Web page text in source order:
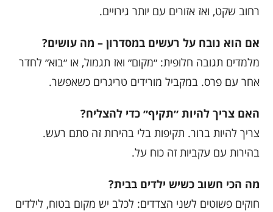
רחוב שקט, ואז אזורים עם יותר גירויים.
אם הוא נובח על רעשים במסדרון – מה עושים?
מלמדים תגובה חלופית: ״מקום״ ואז תגמול, או ״בוא״ לחדר
אחר עם פרס. במקביל מורידים טריגרים כשאפשר.
האם צריך להיות ״תקיף״ כדי להצליח?
צריך להיות ברור. תקיפות בלי בהירות זה סתם רעש.
בהירות עם עקביות זה כוח על.
מה הכי חשוב כשיש ילדים בבית?
חוקים פשוטים לשני הצדדים: לכלב יש מקום בטוח, לילדים